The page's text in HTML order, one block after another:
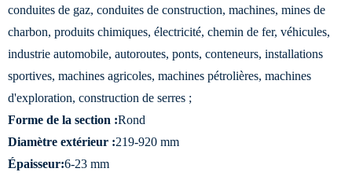
conduites de gaz, conduites de construction, machines, mines de
charbon, produits chimiques, électricité, chemin de fer, véhicules,
industrie automobile, autoroutes, ponts, conteneurs, installations
sportives, machines agricoles, machines pétrolières, machines
d'exploration, construction de serres ;
Forme de la section :Rond
Diamètre extérieur :219-920 mm
Épaisseur:6-23 mm